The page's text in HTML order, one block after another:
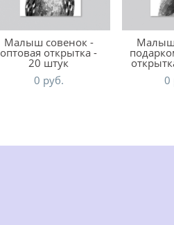
Малыш совенок -
оптовая открытка -
20 штук
0 pуб.
Малыш
0